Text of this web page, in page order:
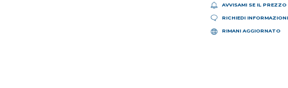
AVVISAMI SE IL PREZZO
RICHIEDI INFORMAZIONI
RIMANI AGGIORNATO